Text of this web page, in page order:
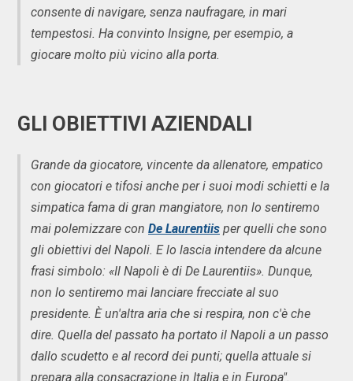
consente di navigare, senza naufragare, in mari
tempestosi. Ha convinto Insigne, per esempio, a
giocare molto più vicino alla porta.
GLI OBIETTIVI AZIENDALI
Grande da giocatore, vincente da allenatore, empatico
con giocatori e tifosi anche per i suoi modi schietti e la
simpatica fama di gran mangiatore, non lo sentiremo
mai polemizzare con De Laurentiis per quelli che sono
gli obiettivi del Napoli. E lo lascia intendere da alcune
frasi simbolo: «Il Napoli è di De Laurentiis». Dunque,
non lo sentiremo mai lanciare frecciate al suo
presidente. È un'altra aria che si respira, non c'è che
dire. Quella del passato ha portato il Napoli a un passo
dallo scudetto e al record dei punti; quella attuale si
prepara alla consacrazione in Italia e in Europa".